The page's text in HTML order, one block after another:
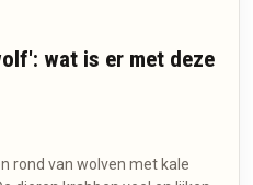
wat is er met deze
rond van wolven met kale